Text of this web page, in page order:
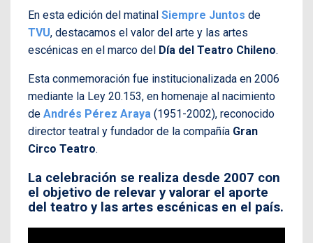
En esta edición del matinal Siempre Juntos de
TVU, destacamos el valor del arte y las artes
escénicas en el marco del Día del Teatro Chileno.
Esta conmemoración fue institucionalizada en 2006
mediante la Ley 20.153, en homenaje al nacimiento
de Andrés Pérez Araya (1951-2002), reconocido
director teatral y fundador de la compañía Gran
Circo Teatro.
La celebración se realiza desde 2007 con
el objetivo de relevar y valorar el aporte
del teatro y las artes escénicas en el país.